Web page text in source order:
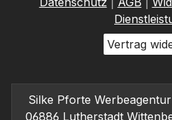
Vertrag
Silke Pforte
06886 Lutherstadt